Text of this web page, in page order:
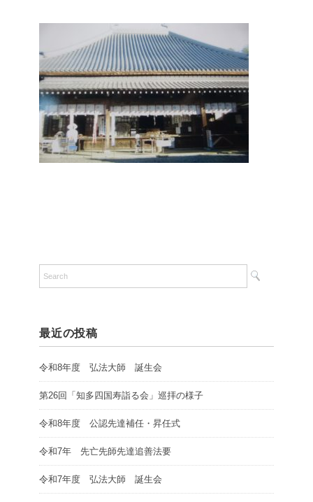
最近の投稿
令和8年度 弘法大師 誕生会
第26回「知多四国寿詣る会」巡拝の様子
令和8年度 公認先達補任・昇任式
令和7年 先亡先師先達追善法要
令和7年度 弘法大師 誕生会